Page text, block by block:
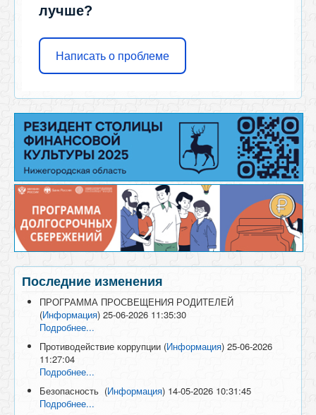
лучше?
Написать о проблеме
Последние изменения
ПРОГРАММА ПРОСВЕЩЕНИЯ РОДИТЕЛЕЙ
(Информация) 25-06-2026 11:35:30
Подробнее...
Противодействие коррупции (Информация) 25-06-2026
11:27:04
Подробнее...
Безопасность (Информация) 14-05-2026 10:31:45
Подробнее...